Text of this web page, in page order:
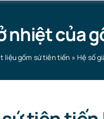
nhiệt của
liệu gốm sứ tiên tiến » Hệ số